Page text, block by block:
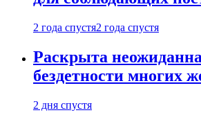
2 года спустя2 года спустя
Раскрыта
бездетности многих
2 дня спустя